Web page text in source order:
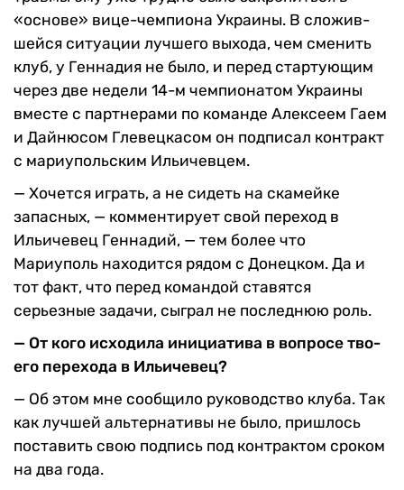
«основе» вице-чемпиона Украины. В сложив­
шейся ситуации лучшего вы­хода, чем сменить
клуб, у Ген­надия не было, и перед стар­тующим
через две недели 14-м чемпионатом Украины
вместе с партнерами по команде Алексеем Гаем
и Дайнюсом Глевецкасом он подпи­сал контракт
с мариуполь­ским Ильичевцем.
— Хочется играть, а не си­деть на скамейке
запасных, — комментирует свой переход в
Ильичевец Геннадий, — тем более что
Мариуполь нахо­дится рядом с Донецком. Да и
тот факт, что перед командой ставятся
серьезные задачи, сыграл не последнюю роль.
— От кого исходила инициатива в вопросе тво­
его перехода в Ильиче­вец?
— Об этом мне сообщило руководство клуба. Так
как лучшей альтернативы не бы­ло, пришлось
поставить свою подпись под контрактом сро­ком
на два года.